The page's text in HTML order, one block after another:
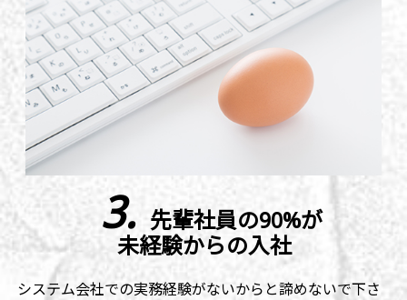
3. 先輩社員の90%が
未経験からの入社
システム会社での実務経験がないからと諦めないで下さ